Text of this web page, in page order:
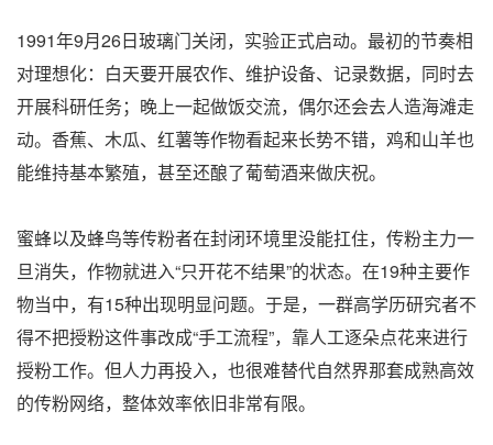
1991年9月26日玻璃门关闭，实验正式启动。最初的节奏相
对理想化：白天要开展农作、维护设备、记录数据，同时去
开展科研任务；晚上一起做饭交流，偶尔还会去人造海滩走
动。香蕉、木瓜、红薯等作物看起来长势不错，鸡和山羊也
能维持基本繁殖，甚至还酿了葡萄酒来做庆祝。
蜜蜂以及蜂鸟等传粉者在封闭环境里没能扛住，传粉主力一
旦消失，作物就进入“只开花不结果”的状态。在19种主要作
物当中，有15种出现明显问题。于是，一群高学历研究者不
得不把授粉这件事改成“手工流程”，靠人工逐朵点花来进行
授粉工作。但人力再投入，也很难替代自然界那套成熟高效
的传粉网络，整体效率依旧非常有限。